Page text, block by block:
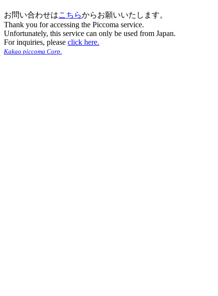
お問い合わせはこちらからお願いいたします。
Thank you for accessing the Piccoma service.
Unfortunately, this service can only be used from Japan.
For inquiries, please click here.
Kakao piccoma Corp.